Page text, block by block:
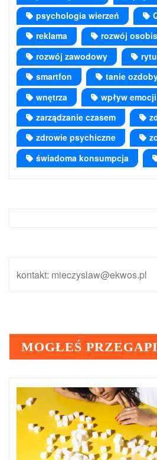
psychologia wierzeń
reklama
rozwój
rozwój zawodowy
smartfon
tanie
wnętrza
wpływ
zarządzanie czasem
zdrowie psychiczne
świadoma konsumpcja
kontakt: mieczyslaw@ekwos.pl
MOGŁEŚ